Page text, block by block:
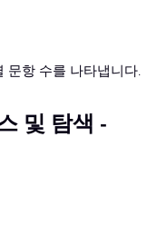
문항 수를 나타냅니다.
및 탐색 -